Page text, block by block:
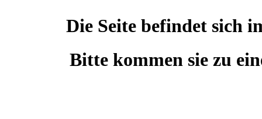
Die Seite befindet sich
Bitte kommen sie zu